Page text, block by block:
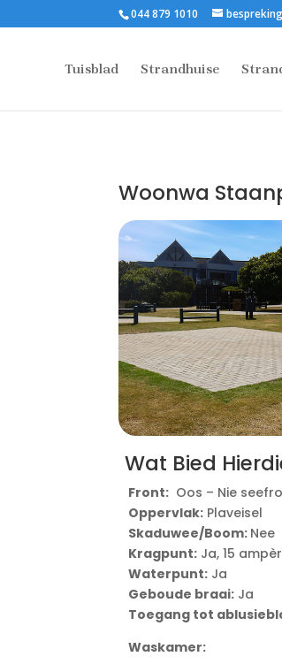
044 879 1010
Tuisblad Strandhuise
Woonwa
Wat Bied
Front: Oos – Nie
Oppervlak: Plaveisel
Skaduwee/Boom: Nee
Kragpunt: Ja, 15
Waterpunt: Ja
Geboude braai: Ja
Toegang tot
Waskamer: